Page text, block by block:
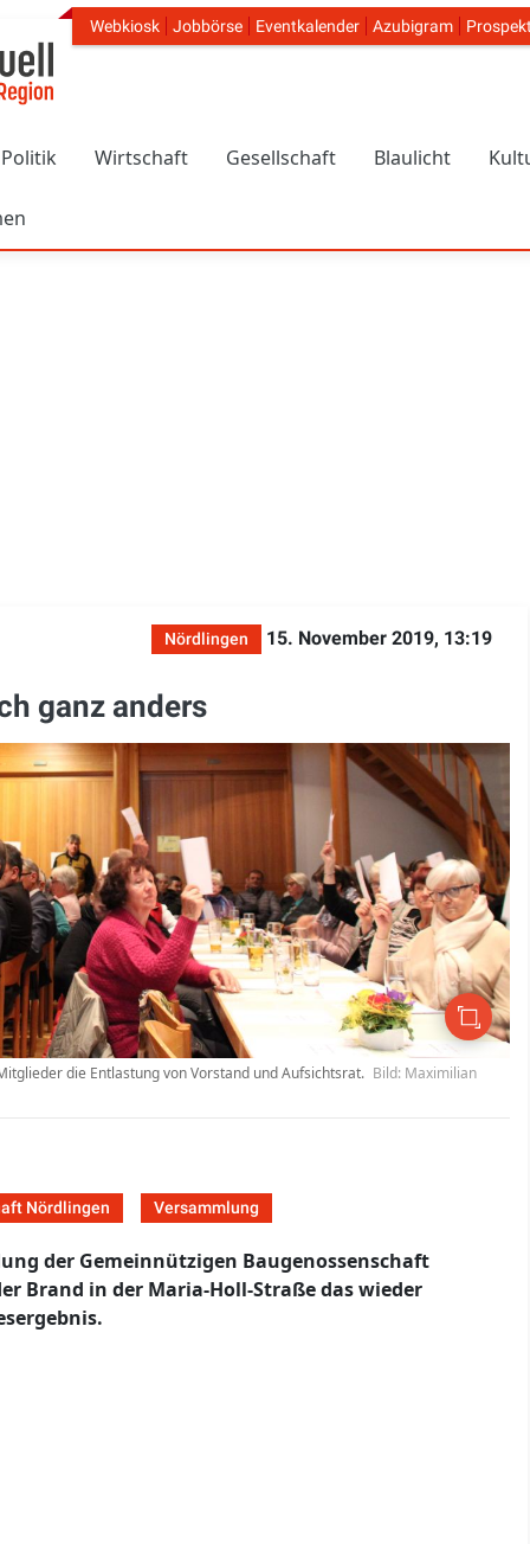
Header Navigation
Webkiosk Jobbörse Eventkalender Azubigram
Politik Wirtschaft Gesellschaft Blaulicht
Nördlingen
15. November 2019, 13:19
ganz anders
die Entlastung von Vorstand und Aufsichtsrat. Bild: Maximilian
Nördlingen Versammlung
der Gemeinnützigen Baugenossenschaft
Brand in der Maria-Holl-Straße das wieder